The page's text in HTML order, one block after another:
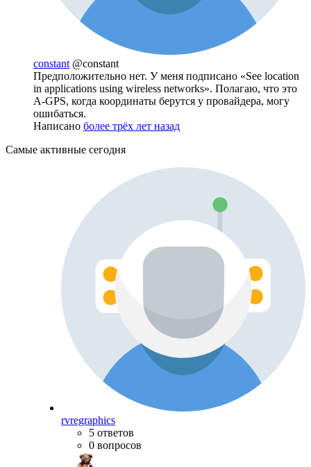
constant @constant
Предположительно нет. У меня подписано «See location
in applications using wireless networks». Полагаю, что это
A-GPS, когда координаты берутся у провайдера, могу
ошибаться.
Написано более трёх лет назад
Самые активные сегодня
rvregraphics
5 ответов
0 вопросов